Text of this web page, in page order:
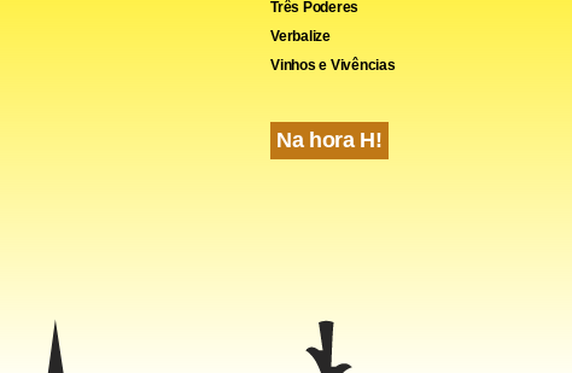
Três Poderes
Verbalize
Vinhos e Vivências
Na hora H!